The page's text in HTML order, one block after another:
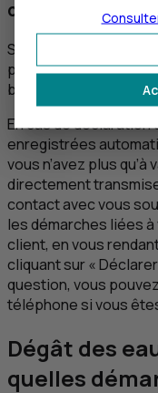
constat amiable ?
Si vous avez rempli
papier, vous devez
bien le scanner pour
En cas de
enregistrées
vous n’avez plus
directement
contact avec vous
les démarches liées
client, en vous
cliquant sur «
question, vous
téléphone si vous
Dégât des
quelles